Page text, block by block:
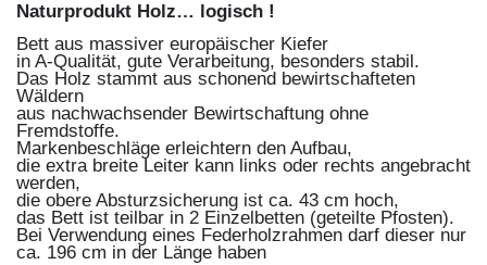
Naturprodukt Holz… logisch !
Bett aus massiver europäischer Kiefer
in A-Qualität, gute Verarbeitung, besonders stabil.
Das Holz stammt aus schonend bewirtschafteten
Wäldern
aus nachwachsender Bewirtschaftung ohne
Fremdstoffe.
Markenbeschläge erleichtern den Aufbau,
die extra breite Leiter kann links oder rechts angebracht
werden,
die obere Absturzsicherung ist ca. 43 cm hoch,
das Bett ist teilbar in 2 Einzelbetten (geteilte Pfosten).
Bei Verwendung eines Federholzrahmen darf dieser nur
ca. 196 cm in der Länge haben